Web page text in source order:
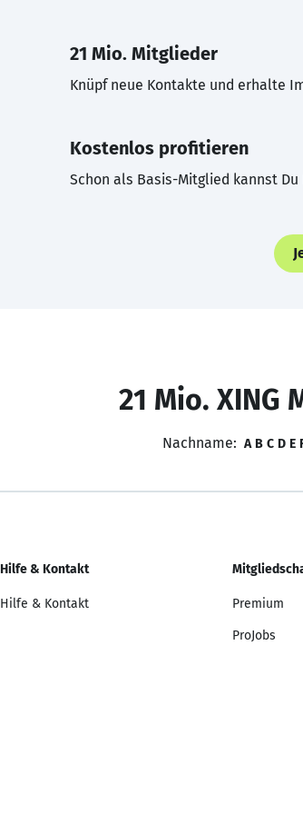
21 Mio. Mitglieder
Knüpf neue Kontakte und erhalte
Kostenlos profitieren
Schon als Basis-Mitglied kannst
21 Mio. XING
Nachname: A B C D E
Hilfe & Kontakt
Hilfe & Kontakt Premium
ProJobs